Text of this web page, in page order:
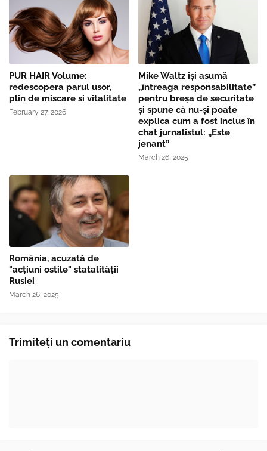
PUR HAIR Volume:
redescopera parul usor,
plin de miscare si vitalitate
February 27, 2026
Mike Waltz îşi asumă
„întreaga responsabilitate”
pentru breşa de securitate
și spune că nu-și poate
explica cum a fost inclus în
chat jurnalistul: „Este
jenant”
March 26, 2025
România, acuzată de
"acțiuni ostile" statalității
Rusiei
March 26, 2025
Trimiteți un comentariu